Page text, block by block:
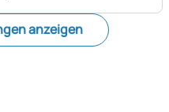
anzeigen